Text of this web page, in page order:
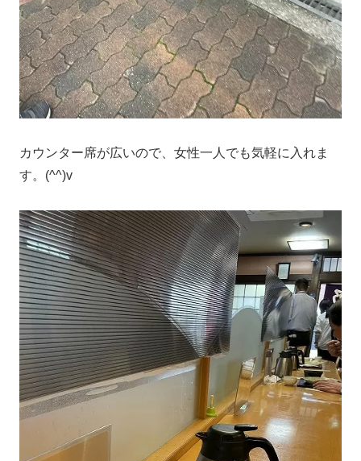
カウンター席が広いので、女性一人でも気軽に入れま
す。(^^)v